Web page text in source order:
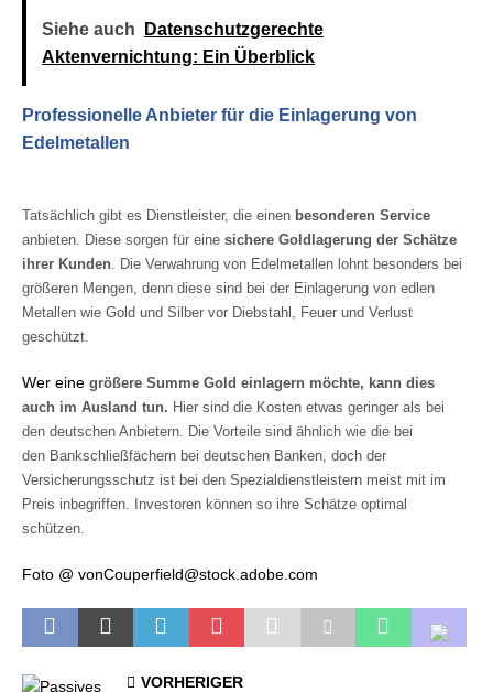
Siehe auch
Datenschutzgerechte
Aktenvernichtung: Ein Überblick
Professionelle Anbieter für die Einlagerung von
Edelmetallen
Tatsächlich gibt es Dienstleister, die einen besonderen Service
anbieten. Diese sorgen für eine sichere Goldlagerung der Schätze
ihrer Kunden. Die Verwahrung von Edelmetallen lohnt besonders bei
größeren Mengen, denn diese sind bei der Einlagerung von edlen
Metallen wie Gold und Silber vor Diebstahl, Feuer und Verlust
geschützt.
Wer eine größere Summe Gold einlagern möchte, kann dies
auch im Ausland tun. Hier sind die Kosten etwas geringer als bei
den deutschen Anbietern. Die Vorteile sind ähnlich wie die bei
den Bankschließfächern bei deutschen Banken, doch der
Versicherungsschutz ist bei den Spezialdienstleistern meist mit im
Preis inbegriffen. Investoren können so ihre Schätze optimal
schützen.
Foto @ vonCouperfield@stock.adobe.com
VORHERIGER